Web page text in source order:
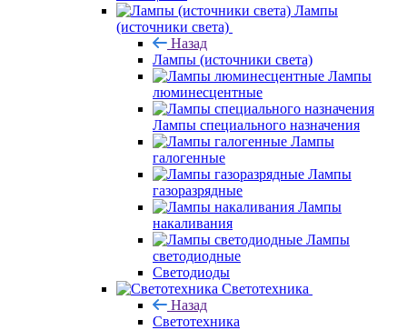
Лампы
(источники света)
Назад
Лампы (источники света)
Лампы
люминесцентные
Лампы специального назначения
Лампы
галогенные
Лампы
газоразрядные
Лампы
накаливания
Лампы
светодиодные
Светодиоды
Светотехника
Назад
Светотехника